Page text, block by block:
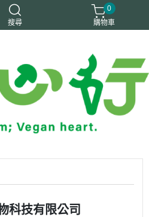
搜尋
豆製品 零嘴／飲品
0
購物車
科技有限公司